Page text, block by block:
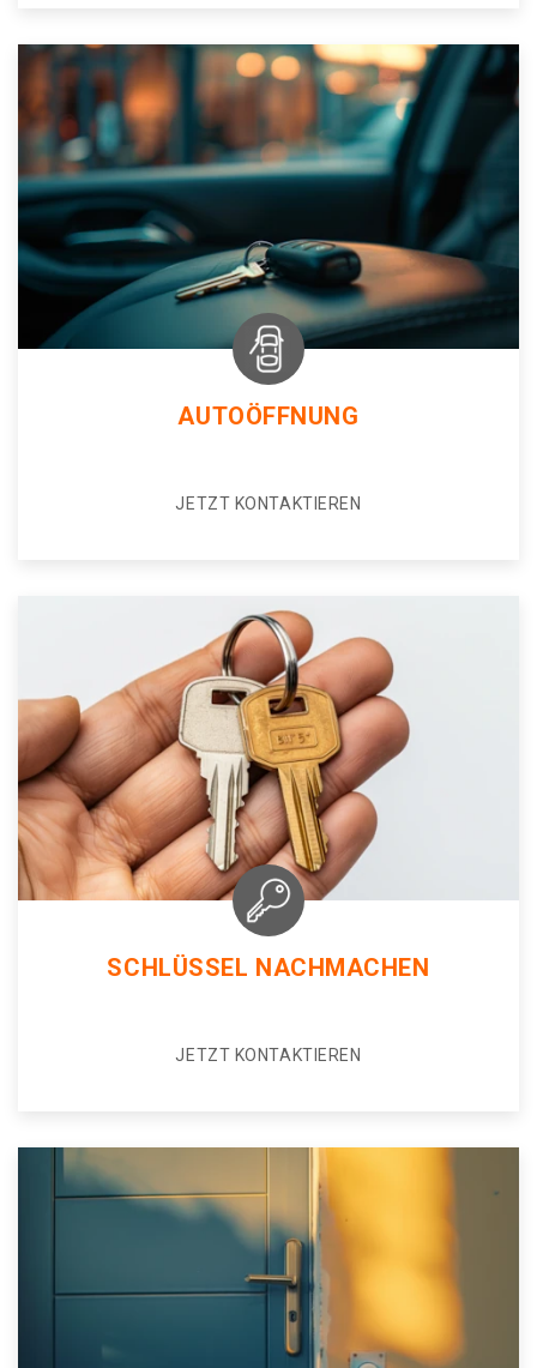
AUTOÖFFNUNG
JETZT KONTAKTIEREN
SCHLÜSSEL NACHMACHEN
JETZT KONTAKTIEREN